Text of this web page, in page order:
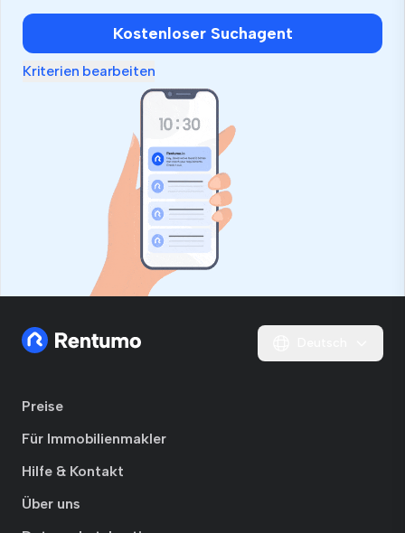
Kostenloser Suchagent
Kriterien bearbeiten
Preise
Für Immobilienmakler
Hilfe & Kontakt
Über uns